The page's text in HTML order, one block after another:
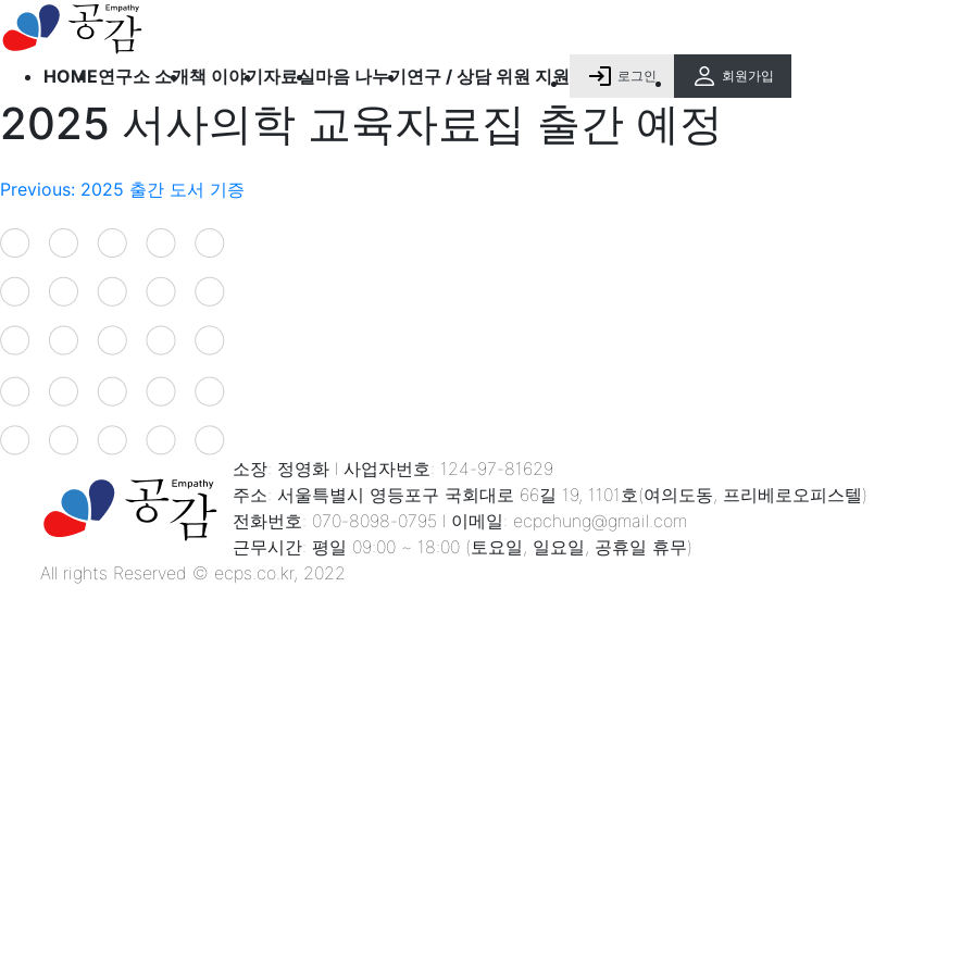
HOME연구소 소개책 이야기자료실마음 나누기연구 / 상담 위원 지원 로그인 회원가입
오시는 길
출간도서
북 클럽
소개하고 싶은 책
의학 정보
자유 게시판
연구 게시판
후원 게시판
2025 서사의학 교육자료집 출간 예정
글
내
비
게
이
션
Previous: 2025 출간 도서 기증
소장: 정영화 l 사업자번호: 124-97-81629
주소: 서울특별시 영등포구 국회대로 66길 19, 1101호(여의도동, 프리베로오피스텔)
전화번호: 070-8098-0795 l 이메일: ecpchung@gmail.com
근무시간: 평일 09:00 ~ 18:00 (토요일, 일요일, 공휴일 휴무)
All rights Reserved © ecps.co.kr, 2022